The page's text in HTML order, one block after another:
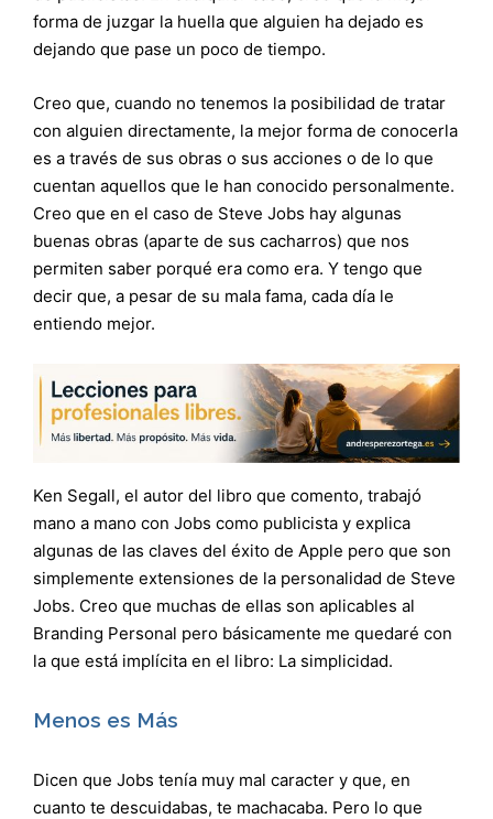
forma de juzgar la huella que alguien ha dejado es
dejando que pase un poco de tiempo.
Creo que, cuando no tenemos la posibilidad de tratar
con alguien directamente, la mejor forma de conocerla
es a través de sus obras o sus acciones o de lo que
cuentan aquellos que le han conocido personalmente.
Creo que en el caso de Steve Jobs hay algunas
buenas obras (aparte de sus cacharros) que nos
permiten saber porqué era como era. Y tengo que
decir que, a pesar de su mala fama, cada día le
entiendo mejor.
Ken Segall, el autor del libro que comento, trabajó
mano a mano con Jobs como publicista y explica
algunas de las claves del éxito de Apple pero que son
simplemente extensiones de la personalidad de Steve
Jobs. Creo que muchas de ellas son aplicables al
Branding Personal pero básicamente me quedaré con
la que está implícita en el libro: La simplicidad.
Menos es Más
Dicen que Jobs tenía muy mal caracter y que, en
cuanto te descuidabas, te machacaba. Pero lo que